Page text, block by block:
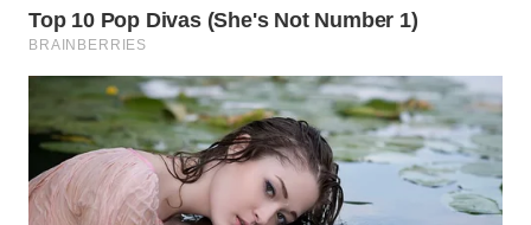
WN
DEPOK
WN
TAPANULI
UTARA
WN